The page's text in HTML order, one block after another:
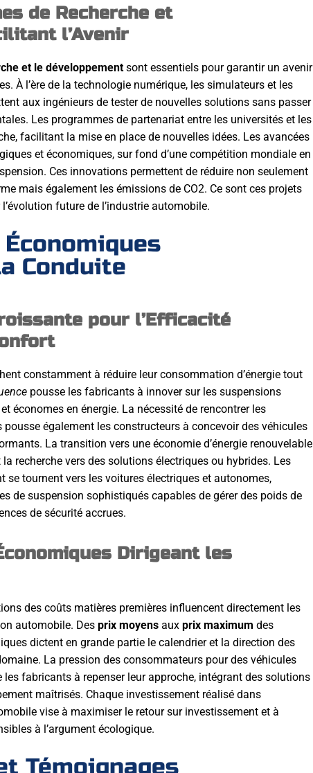
de Recherche et
l’Avenir
et le développement sont essentiels pour garantir un avenir
À l’ère de la technologie numérique, les simulateurs et les
aux ingénieurs de tester de nouvelles solutions sans passer
Les programmes de partenariat entre les universités et les
facilitant la mise en place de nouvelles idées. Les avancées
et économiques, sur fond d’une compétition mondiale en
Ces innovations permettent de réduire non seulement
mais également les émissions de CO2. Ce sont ces projets
future de l’industrie automobile.
Conduite
pour l’Efficacité
constamment à réduire leur consommation d’énergie tout
pousse les fabricants à innover sur les suspensions
économes en énergie. La nécessité de rencontrer les
également les constructeurs à concevoir des véhicules
La transition vers une économie d’énergie renouvelable
recherche vers des solutions électriques ou hybrides. Les
se tournent vers les voitures électriques et autonomes,
de suspension sophistiqués capables de gérer des poids de
de sécurité accrues.
Dirigeant les
des coûts matières premières influencent directement les
automobile. Des prix moyens aux prix maximum des
dictent en grande partie le calendrier et la direction des
La pression des consommateurs pour des véhicules
fabricants à repenser leur approche, intégrant des solutions
maîtrisés. Chaque investissement réalisé dans
vise à maximiser le retour sur investissement et à
à l’argument écologique.
Témoignages